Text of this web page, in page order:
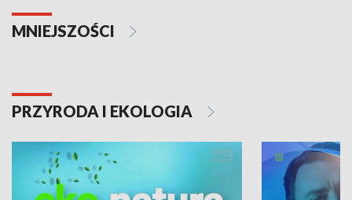
MNIEJSZOŚCI
PRZYRODA I EKOLOGIA